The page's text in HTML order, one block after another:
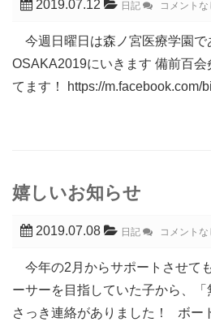
2019.07.12 日記 コメントな
今週日曜日は森ノ宮医療学園で
OSAKA2019にいきます 備前百
てます！ https://m.facebook.com/
嬉しいお知らせ
2019.07.08 日記 コメントな
今年の2月からサポートさせて
ーサーを目指していた子から、
さっき連絡がありました！ ボー